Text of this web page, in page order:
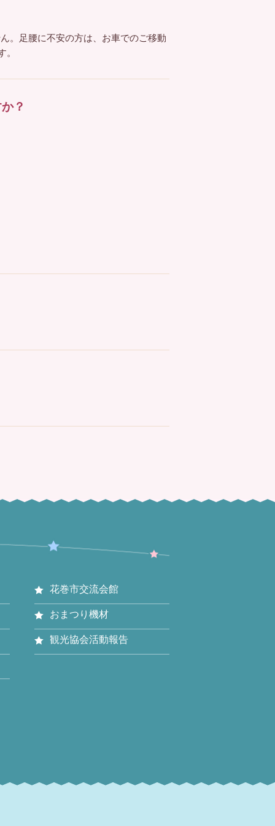
。足腰に不安の方は、お車でのご移動
？
花巻市交流会館
おまつり機材
観光協会活動報告